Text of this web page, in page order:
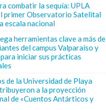
combatir la sequía: UPLA
primer Observatorio Satelital
escala nacional
herramientas clave a más de
del campus Valparaíso y
iniciar sus prácticas
de la Universidad de Playa
a la proyección
de «Cuentos Antárticos y